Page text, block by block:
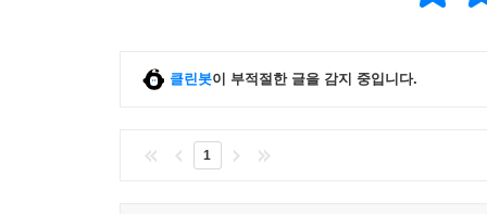
클린봇이 부적절한 글을 감지 중입니다.
1